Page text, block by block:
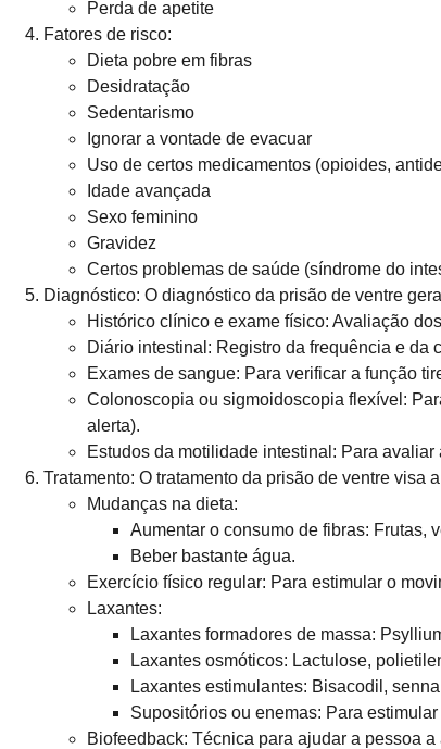
Perda de apetite
Fatores de risco:
Dieta pobre em fibras
Desidratação
Sedentarismo
Ignorar a vontade de evacuar
Uso de certos medicamentos (opioides,
Idade avançada
Sexo feminino
Gravidez
Certos problemas de saúde (síndrome do
Diagnóstico: O diagnóstico da prisão de ventre
Histórico clínico e exame físico: Avaliação
Diário intestinal: Registro da frequência e da
Exames de sangue: Para verificar a função
Colonoscopia ou sigmoidoscopia flexível:
alerta).
Estudos da motilidade intestinal: Para
Tratamento: O tratamento da prisão de ventre visa
Mudanças na dieta:
Aumentar o consumo de fibras: Frutas,
Beber bastante água.
Exercício físico regular: Para estimular o
Laxantes:
Laxantes formadores de massa:
Laxantes osmóticos: Lactulose,
Laxantes estimulantes: Bisacodil,
Supositórios ou enemas: Para
Biofeedback: Técnica para ajudar a pessoa